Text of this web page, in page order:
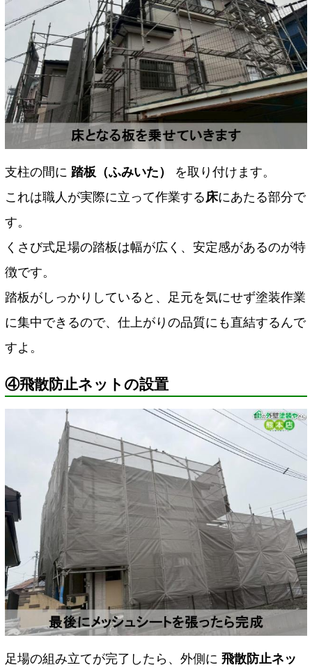
支柱の間に 踏板（ふみいた）
を取り付けます。
これは職人が実際に立って作業する床にあたる部分で
す。
くさび式足場の踏板は幅が広く、安定感があるのが特
徴です。
踏板がしっかりしていると、足元を気にせず塗装作業
に集中できるので、仕上がりの品質にも直結するんで
すよ。
④飛散防止ネットの設置
足場の組み立てが完了したら、外側に 飛散防止ネッ